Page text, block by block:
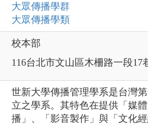
大眾傳播學群
大眾傳播學類
校本部
116台北市文山區木柵路一段17
世新大學傳播管理學系是台灣
立之學系。其特色在提供「媒
播」、「影音製作」與「文化